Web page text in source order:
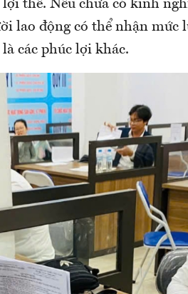
thế. Nếu chưa có kinh
lao động có thể nhận mức
các phúc lợi khác.